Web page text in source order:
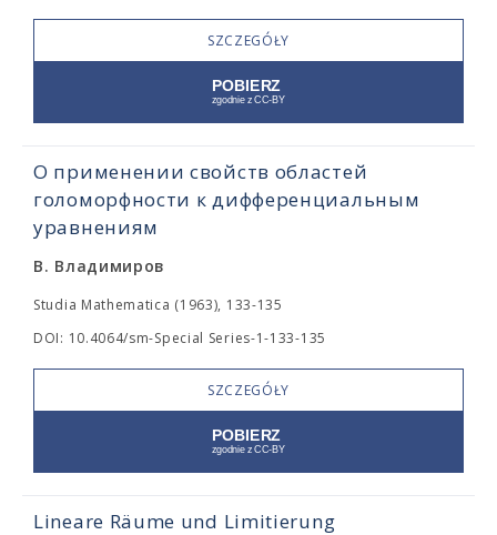
SZCZEGÓŁY
О применении свойств областей
голоморфности к дифференциальным
уравнениям
В. Владимиров
Studia Mathematica (1963), 133-135
DOI: 10.4064/sm-Special Series-1-133-135
SZCZEGÓŁY
Lineare Räume und Limitierung